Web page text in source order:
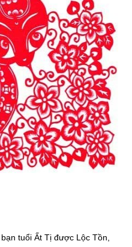
tuổi Ất Tị được Lộc Tồn,